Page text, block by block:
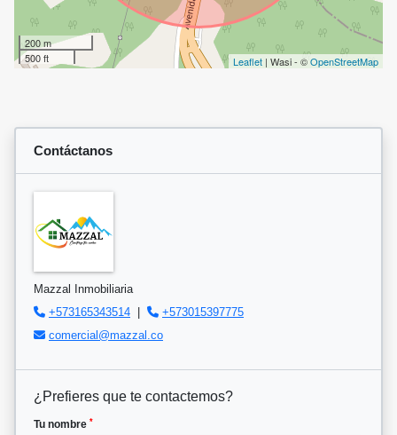
200 m
500 ft
Leaflet | Wasi - ©OpenStreetMap
Contáctanos
Mazzal Inmobiliaria
+573165343514
+573015397775
comercial@mazzal.co
¿Prefieres que te contactemos?
Tu nombre *